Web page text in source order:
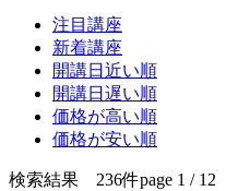
注目講座
新着講座
開講日近い順
開講日遅い順
価格が高い順
価格が安い順
検索結果 236件page 1 / 12